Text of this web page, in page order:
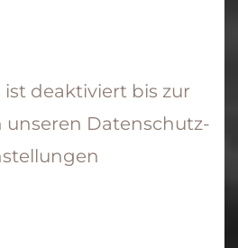
ist deaktiviert bis zur
Datenschutz-